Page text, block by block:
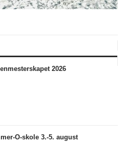
2026
O-skole 3.-5. august